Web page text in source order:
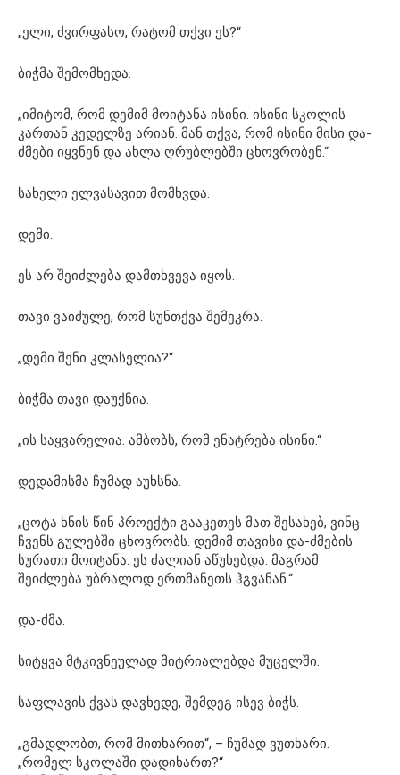
„ელი, ძვირფასო, რატომ თქვი ეს?“
ბიჭმა შემომხედა.
„იმიტომ, რომ დემიმ მოიტანა ისინი. ისინი სკოლის
კართან კედელზე არიან. მან თქვა, რომ ისინი მისი და-
ძმები იყვნენ და ახლა ღრუბლებში ცხოვრობენ.“
სახელი ელვასავით მომხვდა.
დემი.
ეს არ შეიძლება დამთხვევა იყოს.
თავი ვაიძულე, რომ სუნთქვა შემეკრა.
„დემი შენი კლასელია?“
ბიჭმა თავი დაუქნია.
„ის საყვარელია. ამბობს, რომ ენატრება ისინი.“
დედამისმა ჩუმად აუხსნა.
„ცოტა ხნის წინ პროექტი გააკეთეს მათ შესახებ, ვინც
ჩვენს გულებში ცხოვრობს. დემიმ თავისი და-ძმების
სურათი მოიტანა. ეს ძალიან აწუხებდა. მაგრამ
შეიძლება უბრალოდ ერთმანეთს ჰგვანან.“
და-ძმა.
სიტყვა მტკივნეულად მიტრიალებდა მუცელში.
საფლავის ქვას დავხედე, შემდეგ ისევ ბიჭს.
„გმადლობთ, რომ მითხარით“, – ჩუმად ვუთხარი.
„რომელ სკოლაში დადიხართ?“